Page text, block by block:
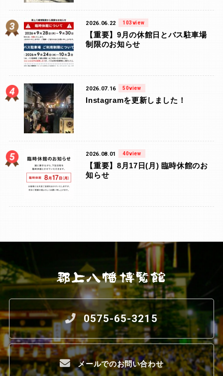
2026.06.22 103view
【重要】9月の休館日とバス駐車場
制限のお知らせ
2026.07.16 50view
Instagramを更新しました！
2026.08.01 40view
【重要】8月17日(月) 臨時休館のお
知らせ
0575-65-3215
メールでのお問い合わせ